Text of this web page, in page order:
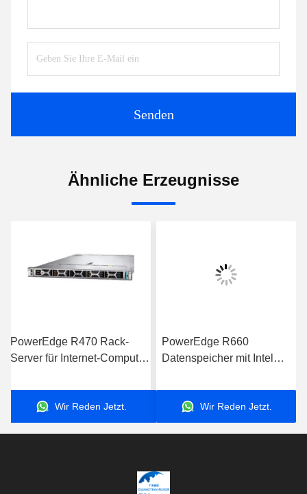
Senden
Ähnliche Erzeugnisse
PowerEdge R470 Rack-
Server für Internet-Computer-
Server
Wir Reden Jetzt.
PowerEdge R660
Datenspeicher mit Intel
Geschäftsanwendungen
Wir Reden Jetzt.